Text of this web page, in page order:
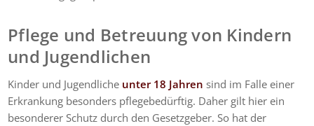
Pflege und Betreuung von Kindern
und Jugendlichen
Kinder und Jugendliche unter 18 Jahren sind im Falle einer
Erkrankung besonders pflegebedürftig. Daher gilt hier ein
besonderer Schutz durch den Gesetzgeber. So hat der